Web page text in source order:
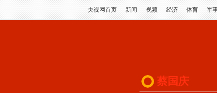
央视网首页 新闻 视频 经济 体育 军
蔡国庆